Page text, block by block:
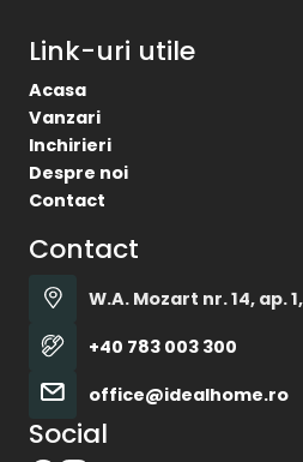
Link-uri utile
Acasa
Vanzari
Inchirieri
Despre noi
Contact
Contact
W.A. Mozart nr. 14, ap.
+40 783 003 300
office@idealhome.ro
Social